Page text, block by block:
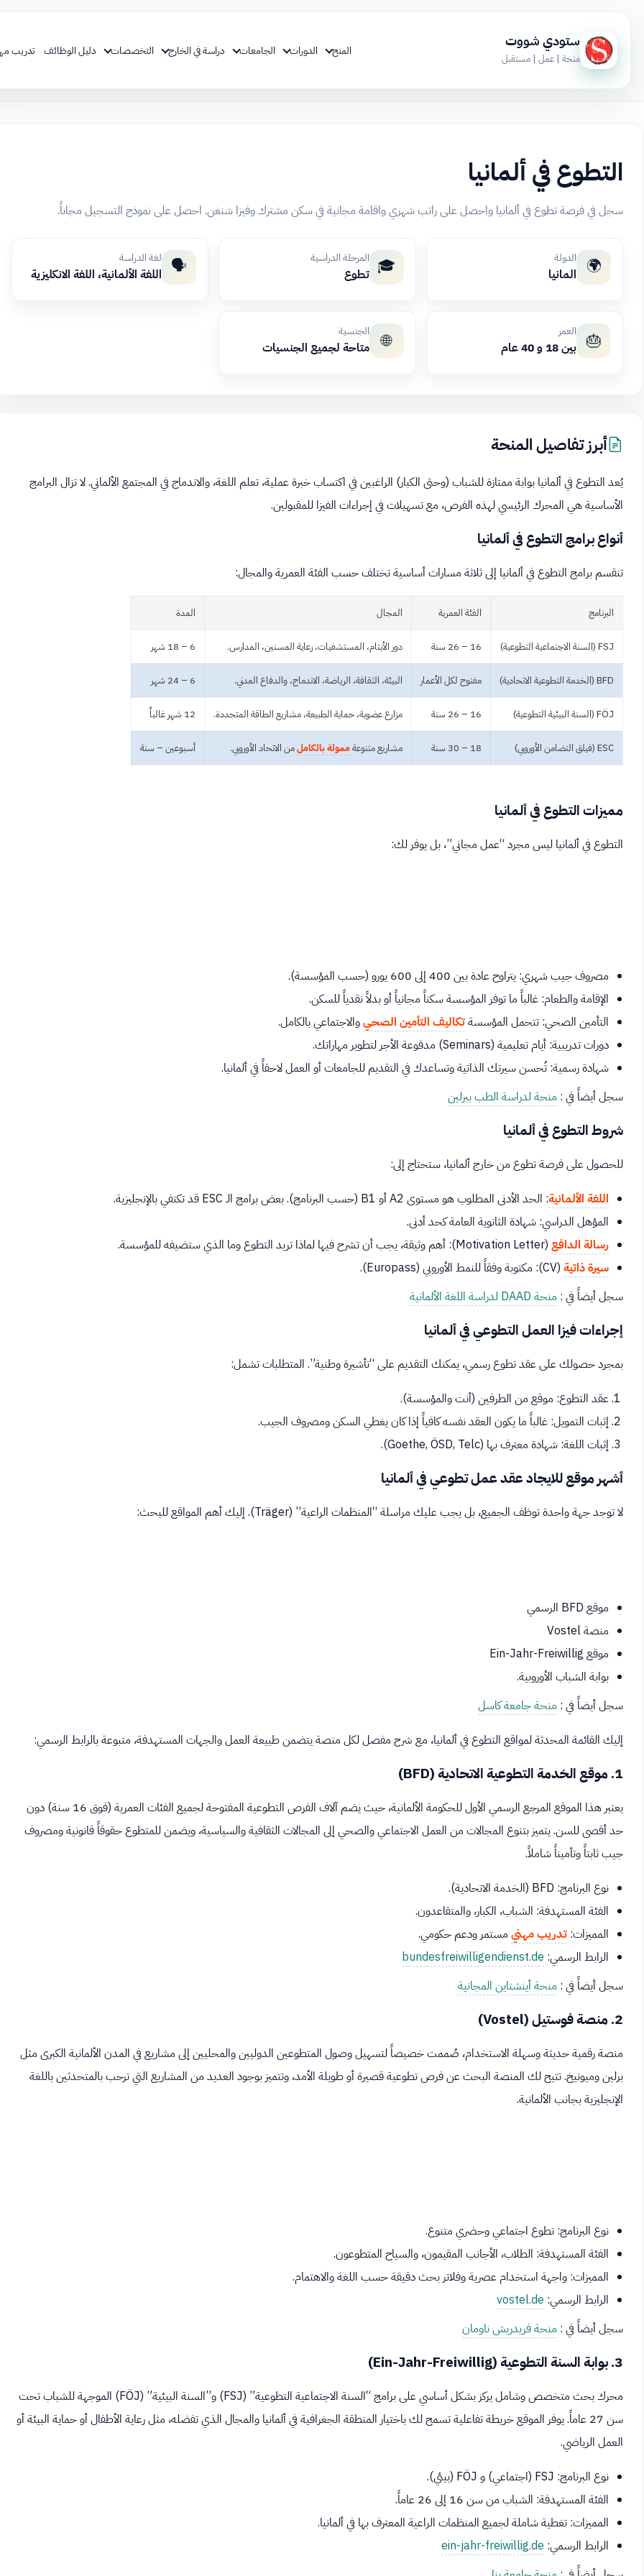
ستودي شووت
منحة | عمل | مستقبل
المنح الدورات الجامعات دراسة في الخارج التخصصات دليل الوظائف تدريب
التطوع في ألمانيا
سجل في فرصة تطوع في ألمانيا واحصل على راتب شهري واقامة مجانية في سكن مشترك وفيزا شنغن. احصل على نموذج التسجيل مجاناً.
🌍 الدولة
المانيا 🎓 المرحلة الدراسية
تطوع 🗣️ لغة الدراسة
اللغة الألمانية، اللغة الانكليزية
🎂 العمر
بين 18 و 40 عام 🌐 الجنسية
متاحة لجميع الجنسيات
أبرز تفاصيل المنحة
يُعد التطوع في ألمانيا بوابة ممتازة للشباب (وحتى الكبار) الراغبين في اكتساب خبرة عملية، تعلم اللغة، والاندماج في المجتمع الألماني. لا تزال البرامج
الأساسية هي المحرك الرئيسي لهذه الفرص، مع تسهيلات في إجراءات الفيزا للمقبولين.
أنواع برامج التطوع في ألمانيا
تنقسم برامج التطوع في ألمانيا إلى ثلاثة مسارات أساسية تختلف حسب الفئة العمرية والمجال:
البرنامج الفئة العمرية المجال المدة
FSJ (السنة الاجتماعية التطوعية) 16 – 26 سنة دور الأيتام، المستشفيات، رعاية المسنين، المدارس. 6 – 18 شهر
BFD (الخدمة التطوعية الاتحادية) مفتوح لكل الأعمار البيئة، الثقافة، الرياضة، الاندماج، والدفاع المدني. 6 – 24 شهر
FÖJ (السنة البيئية التطوعية) 16 – 26 سنة مزارع عضوية، حماية الطبيعة، مشاريع الطاقة المتجددة. 12 شهر غالباً
ESC (فيلق التضامن الأوروبي) 18 – 30 سنة مشاريع متنوعةممولة بالكاملمن الاتحاد الأوروبي. أسبوعين – سنة
مميزات التطوع في ألمانيا
التطوع في ألمانيا ليس مجرد “عمل مجاني”، بل يوفر لك:
مصروف جيب شهري: يتراوح عادة بين 400 إلى 600 يورو (حسب المؤسسة).
الإقامة والطعام: غالباً ما توفر المؤسسة سكناً مجانياً أو بدلاً نقدياً للسكن.
التأمين الصحي: تتحمل المؤسسةتكاليف التأمين الصحيوالاجتماعي بالكامل.
دورات تدريبية: أيام تعليمية (Seminars) مدفوعة الأجر لتطوير مهاراتك.
شهادة رسمية: تُحسن سيرتك الذاتية وتساعدك في التقديم للجامعات أو العمل لاحقاً في ألمانيا.
سجل أيضاً في : منحة لدراسة الطب ببرلين
شروط التطوع في ألمانيا
للحصول على فرصة تطوع من خارج ألمانيا، ستحتاج إلى:
اللغة الألمانية: الحد الأدنى المطلوب هو مستوى A2 أو B1 (حسب البرنامج). بعض برامج الـ ESC قد تكتفي بالإنجليزية.
المؤهل الدراسي: شهادة الثانوية العامة كحد أدنى.
رسالة الدافع (Motivation Letter): أهم وثيقة، يجب أن تشرح فيها لماذا تريد التطوع وما الذي ستضيفه للمؤسسة.
سيرة ذاتية (CV): مكتوبة وفقاً للنمط الأوروبي (Europass).
سجل أيضاً في : منحة DAAD لدراسة اللغة الألمانية
إجراءات فيزا العمل التطوعي في ألمانيا
بمجرد حصولك على عقد تطوع رسمي، يمكنك التقديم على “تأشيرة وطنية”. المتطلبات تشمل:
عقد التطوع: موقع من الطرفين (أنت والمؤسسة).
إثبات التمويل: غالباً ما يكون العقد نفسه كافياً إذا كان يغطي السكن ومصروف الجيب.
إثبات اللغة: شهادة معترف بها (Goethe, ÖSD, Telc).
أشهر موقع للايجاد عقد عمل تطوعي في ألمانيا
لا توجد جهة واحدة توظف الجميع، بل يجب عليك مراسلة “المنظمات الراعية” (Träger). إليك أهم المواقع للبحث:
موقع BFD الرسمي
منصة Vostel
موقع Ein-Jahr-Freiwillig
بوابة الشباب الأوروبية.
سجل أيضاً في : منحة جامعة كاسل
إليك القائمة المحدثة لمواقع التطوع في ألمانيا، مع شرح مفصل لكل منصة يتضمن طبيعة العمل والجهات المستهدفة، متبوعة بالرابط الرسمي:
1. موقع الخدمة التطوعية الاتحادية (BFD)
يعتبر هذا الموقع المرجع الرسمي الأول للحكومة الألمانية، حيث يضم آلاف الفرص التطوعية المفتوحة لجميع الفئات العمرية (فوق 16 سنة) دون
حد أقصى للسن. يتميز بتنوع المجالات من العمل الاجتماعي والصحي إلى المجالات الثقافية والسياسية، ويضمن للمتطوع حقوقاً قانونية ومصروف
جيب ثابتاً وتأميناً شاملاً.
نوع البرنامج: BFD (الخدمة الاتحادية).
الفئة المستهدفة: الشباب، الكبار، والمتقاعدون.
المميزات: تدريب مهني مستمر ودعم حكومي.
الرابط الرسمي: bundesfreiwilligendienst.de
سجل أيضاً في : منحة أينشتاين المجانية
2. منصة فوستيل (Vostel)
منصة رقمية حديثة وسهلة الاستخدام، صُممت خصيصاً لتسهيل وصول المتطوعين الدوليين والمحليين إلى مشاريع في المدن الألمانية الكبرى مثل
برلين وميونيخ. تتيح لك المنصة البحث عن فرص تطوعية قصيرة أو طويلة الأمد، وتتميز بوجود العديد من المشاريع التي ترحب بالمتحدثين باللغة
الإنجليزية بجانب الألمانية.
نوع البرنامج: تطوع اجتماعي وحضري متنوع.
الفئة المستهدفة: الطلاب، الأجانب المقيمون، والسياح المتطوعون.
المميزات: واجهة استخدام عصرية وفلاتر بحث دقيقة حسب اللغة والاهتمام.
الرابط الرسمي: vostel.de
سجل أيضاً في : منحة فريدريش ناومان
3. بوابة السنة التطوعية (Ein-Jahr-Freiwillig)
محرك بحث متخصص وشامل يركز بشكل أساسي على برامج “السنة الاجتماعية التطوعية” (FSJ) و”السنة البيئية” (FÖJ) الموجهة للشباب تحت
سن 27 عاماً. يوفر الموقع خريطة تفاعلية تسمح لك باختيار المنطقة الجغرافية في ألمانيا والمجال الذي تفضله، مثل رعاية الأطفال أو حماية البيئة أو
العمل الرياضي.
نوع البرنامج: FSJ (اجتماعي) و FÖJ (بيئي).
الفئة المستهدفة: الشباب من سن 16 إلى 26 عاماً.
المميزات: تغطية شاملة لجميع المنظمات الراعية المعترف بها في ألمانيا.
الرابط الرسمي: ein-jahr-freiwillig.de